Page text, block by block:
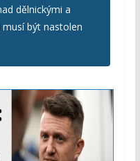
dělnickými a
být nastolen